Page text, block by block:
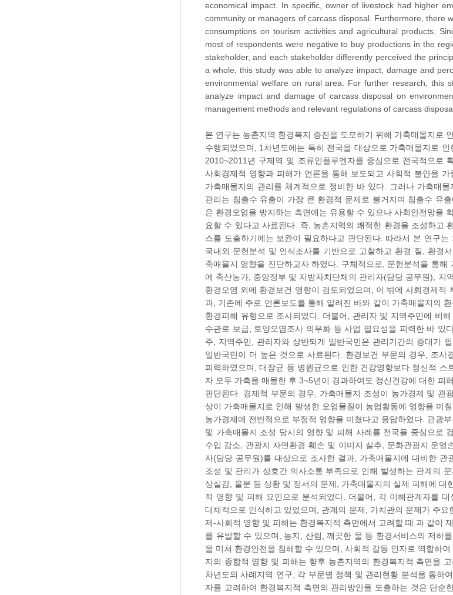
economical impact. In specific, owner of livestock had higher
community or managers of carcass disposal. Furthermore, there
consumptions on tourism activities and agricultural products.
most of respondents were negative to buy productions in the
stakeholder, and each stakeholder differently perceived the
a whole, this study was able to analyze impact, damage and
environmental welfare on rural area. For further research, this
analyze impact and damage of carcass disposal on
management methods and relevant regulations of carcass
본 연구는 농촌지역 환경복지 증진을 도모하기 위해 가축매몰지로
수행되었으며, 1차년도에는 특히 전국을 대상으로 가축매몰지로
2010~2011년 구제역 및 조류인플루엔자를 중심으로 전국적으로
사회경제적 영향과 피해가 언론을 통해 보도되고 사회적 불안을
가축매몰지의 관리를 체계적으로 정비한 바 있다. 그러나 가축매
관리는 침출수 유출이 가장 큰 환경적 문제로 불거지며 침출수 유
은 환경오염을 방지하는 측면에는 유용할 수 있으나 사회안전망을
요할 수 있다고 사료된다. 즉, 농촌지역의 쾌적한 환경을 조성하고
스를 도출하기에는 보완이 필요하다고 판단된다. 따라서 본 연구
국내외 문헌분석 및 인식조사를 기반으로 고찰하고 환경 질, 환경
축매몰지 영향을 진단하고자 하였다. 구체적으로, 문헌분석을 통
에 축산농가, 중앙정부 및 지방자치단체의 관리자(담당 공무원), 지
환경오염 외에 환경보건 영향이 검토되었으며, 이 밖에 사회경제
과, 기존에 주로 언론보도를 통해 알려진 바와 같이 가축매몰지의
환경피해 유형으로 조사되었다. 더불어, 관리자 및 지역주민에 비
수관로 보급, 토양오염조사 의무화 등 사업 필요성을 피력한 바
주, 지역주민, 관리자와 상반되게 일반국민은 관리기간의 증대가
일반국민이 더 높은 것으로 사료된다. 환경보건 부문의 경우, 조
피력하였으며, 대장균 등 병원균으로 인한 건강영향보다 정신적
자 모두 가축을 매몰한 후 3~5년이 경과하여도 정신건강에 대한
판단된다. 경제적 부문의 경우, 가축매몰지 조성이 농가경제 및 관
상이 가축매몰지로 인해 발생한 오염물질이 농업활동에 영향을 미
농가경제에 전반적으로 부정적 영향을 미쳤다고 응답하였다. 관광
및 가축매몰지 조성 당시의 영향 및 피해 사례를 전국을 중심으로
수입 감소, 관광지 자연환경 훼손 및 이미지 실추, 문화관광지 운
자(담당 공무원)를 대상으로 조사한 결과, 가축매몰지에 대비한
조성 및 관리가 상호간 의사소통 부족으로 인해 발생하는 관계의
상실감, 울분 등 상황 및 정서의 문제, 가축매몰지의 실제 피해에
적 영향 및 피해 요인으로 분석되었다. 더불어, 각 이해관계자를
대체적으로 인식하고 있었으며, 관계의 문제, 가치관의 문제가 주
제-사회적 영향 및 피해는 환경복지적 측면에서 고려할 때 과 같이
를 유발할 수 있으며, 농지, 산림, 깨끗한 물 등 환경서비스의 저하
을 미쳐 환경안전을 침해할 수 있으며, 사회적 갈등 인자로 역할하
지의 종합적 영향 및 피해는 향후 농촌지역의 환경복지적 측면을
차년도의 사례지역 연구, 각 부문별 정책 및 관리현황 분석을 통하
자를 고려하여 환경복지적 측면의 관리방안을 도출하는 것은 단